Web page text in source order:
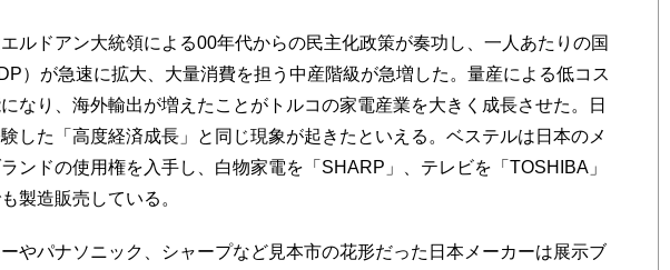
ルドアン大統領による00年代からの民主化政策が奏功し、一人あたりの国
）が急速に拡大、大量消費を担う中産階級が急増した。量産による低コス
になり、海外輸出が増えたことがトルコの家電産業を大きく成長させた。日
した「高度経済成長」と同じ現象が起きたといえる。ベステルは日本のメ
ンドの使用権を入手し、白物家電を「SHARP」、テレビを「TOSHIBA」
製造販売している。
やパナソニック、シャープなど見本市の花形だった日本メーカーは展示ブ